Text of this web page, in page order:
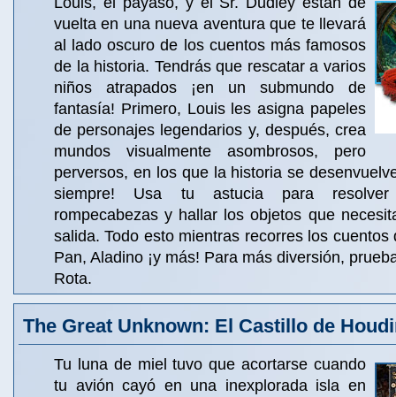
vuelta en una nueva aventura que te llevará
al lado oscuro de los cuentos más famosos
de la historia. Tendrás que rescatar a varios
niños atrapados ¡en un submundo de
fantasía! Primero, Louis les asigna papeles
de personajes legendarios y, después, crea
mundos visualmente asombrosos, pero
perversos, en los que la historia se
siempre! Usa tu astucia para resolver
rompecabezas y hallar los objetos que
salida. Todo esto mientras recorres los cuentos
Pan, Aladino ¡y más! Para más diversión,
Rota.
The Great Unknown: El Castillo de
Tu luna de miel tuvo que acortarse cuando
tu avión cayó en una inexplorada isla en